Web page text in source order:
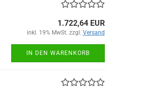
1.722,64 EUR
inkl. 19% MwSt. zzgl. Versand
IN DEN WARENKORB